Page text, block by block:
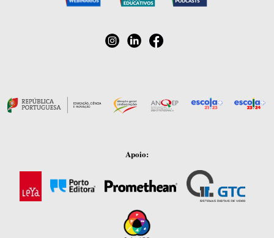
Apoio: